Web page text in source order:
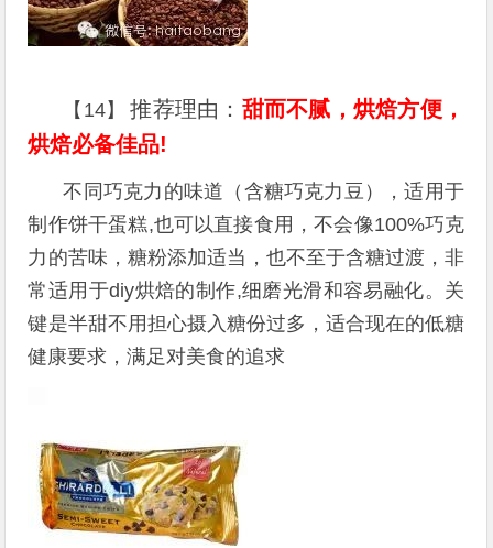
【14】 推荐理由： 甜而不腻，烘焙方便，
烘焙必备佳品!
不同巧克力的味道（含糖巧克力豆），适用于
制作饼干蛋糕,也可以直接食用，不会像100%巧克
力的苦味，糖粉添加适当，也不至于含糖过渡，非
常适用于diy烘焙的制作,细磨光滑和容易融化。关
键是半甜不用担心摄入糖份过多，适合现在的低糖
健康要求，满足对美食的追求